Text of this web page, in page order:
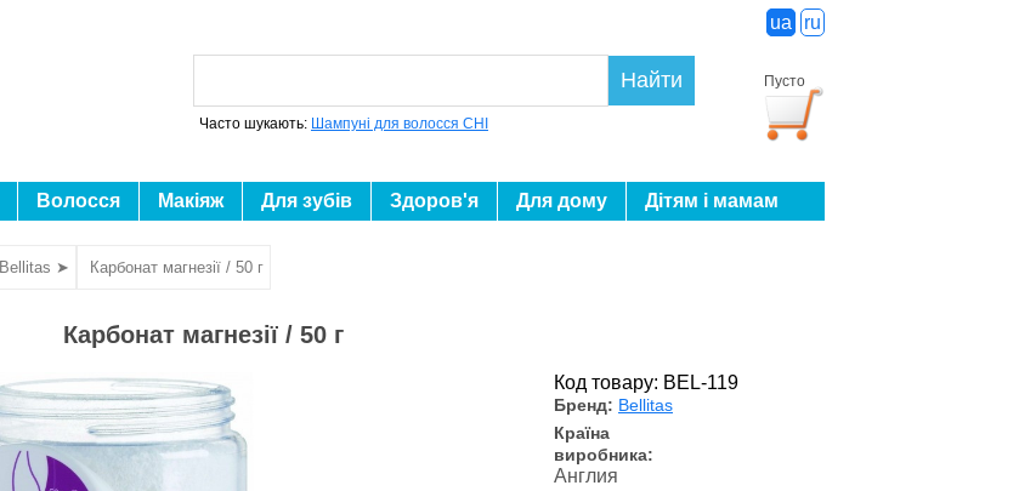
ua ru
Пусто
Найти
Часто шукають: Шампуні для волосся CHI
Волосся Макіяж Для зубів Здоров'я Для дому Дітям і мамам
Bellitas ➤ Карбонат магнезії / 50 г
Карбонат магнезії / 50 г
Код товару: BEL-119
Бренд: Bellitas
Країна
виробника:
Англия